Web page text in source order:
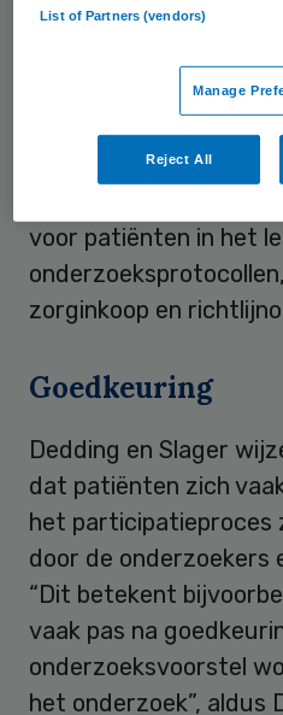
participeren, maar
hen verwacht dat zij
maken van
stellen Dedding en
voor patiënten in het
zorginkoop en
Goedkeuring
Dedding en Slager
dat patiënten zich
het participatieproces
door de onderzoekers
“Dit betekent
vaak pas na
onderzoeksvoorstel
het onderzoek”, aldus
List of Partners (vendors)
Manage
Reject All